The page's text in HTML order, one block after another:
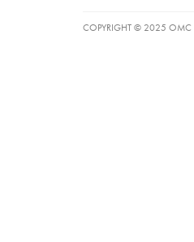
COPYRIGHT © 2025 OMC